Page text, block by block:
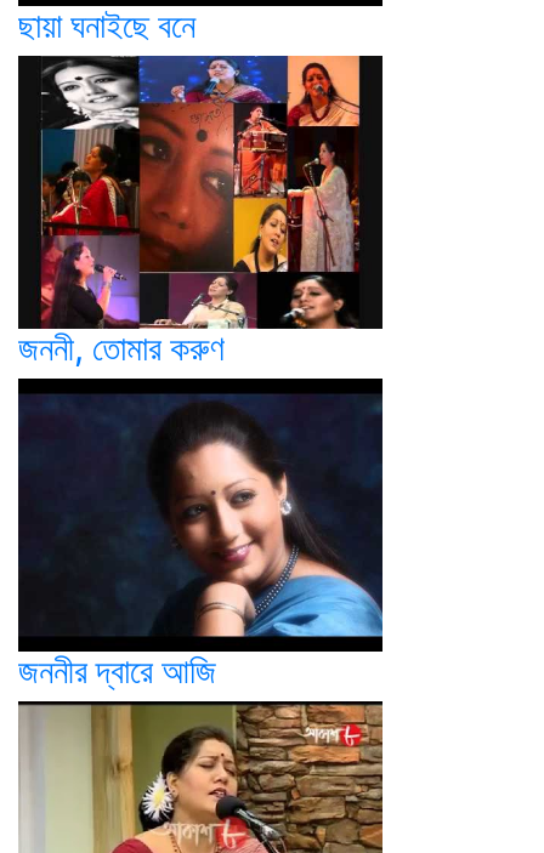
ছায়া ঘনাইছে বনে
জননী, তোমার করুণ
জননীর দ্বারে আজি